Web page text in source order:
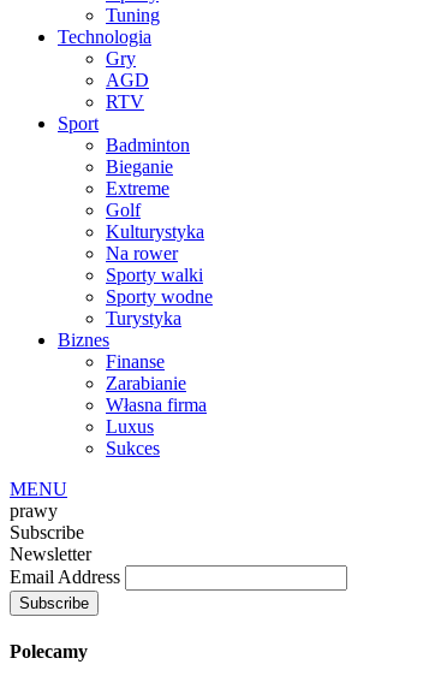
Tuning
Technologia
Gry
AGD
RTV
Sport
Badminton
Bieganie
Extreme
Golf
Kulturystyka
Na rower
Sporty walki
Sporty wodne
Turystyka
Biznes
Finanse
Zarabianie
Własna firma
Luxus
Sukces
MENU
prawy
Subscribe
Newsletter
Email Address
Polecamy